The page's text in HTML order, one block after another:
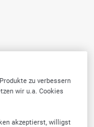
zu verbessern
wir u.a. Cookies
akzeptierst, willigst